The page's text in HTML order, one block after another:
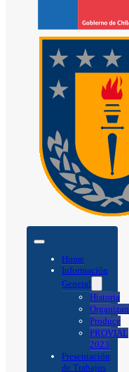
Home
Información
General
Historia
Organizan
Produce
PROVIAL
2023
Presentación
de Trabajos